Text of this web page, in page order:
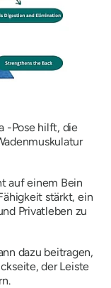
-Pose hilft, die
auf einem Bein
stärkt, ein
Privatleben zu
dazu beitragen,
der Leiste